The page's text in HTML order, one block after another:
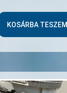
KOSÁRBA TESZEM